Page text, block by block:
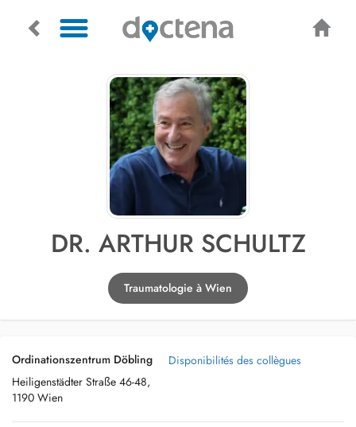
DR. ARTHUR SCHULTZ
Traumatologie à Wien
Ordinationszentrum Döbling
Heiligenstädter Straße 46-48,
1190 Wien
Disponibilités des collègues